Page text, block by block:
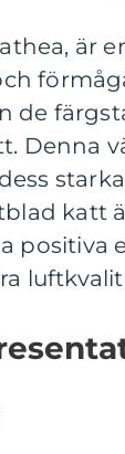
är
de
Denna
katt